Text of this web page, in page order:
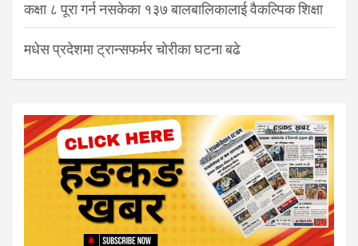
कक्षा ८ पूरा गर्न नसकेका १३७ बालबालिकालाई वैकल्पिक शिक्षा
मधेस प्रदेशमा ट्रान्सफर्मर चोरीका घटना बढे